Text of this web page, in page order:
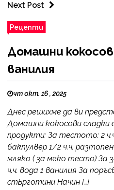
Next Post
Рецепти
Домашни
ванилия
чт окт. 16 , 2025
Днес решихме да ви
Домашни кокосови сладки
продукти: За тестото: 2
бакпулвер 1/2 ч.ч.
мляко ( за меко тесто) За
ч.ч. вода 1 ванилия За
стЪрготини Начин […]